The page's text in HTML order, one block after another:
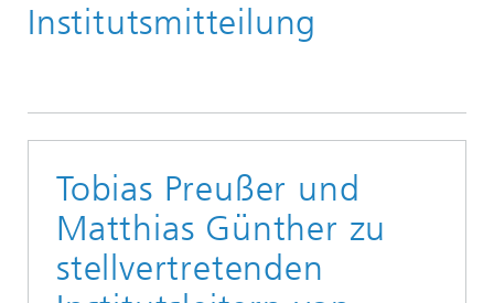
News & Media
Institutsmitteilung
Tobias Preußer und
Matthias Günther zu
stellvertretenden